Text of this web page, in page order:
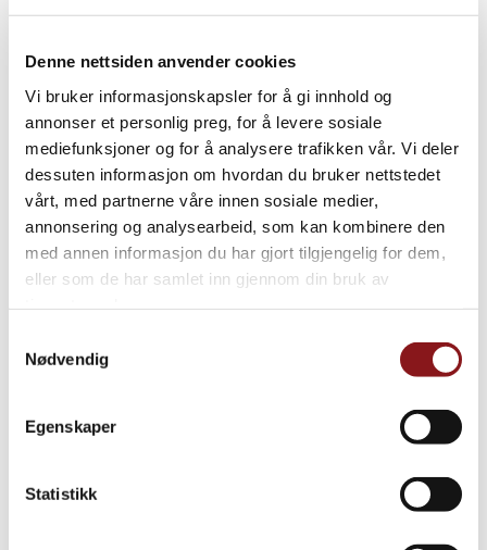
Denne nettsiden anvender cookies
Vi bruker informasjonskapsler for å gi innhold og
annonser et personlig preg, for å levere sosiale
mediefunksjoner og for å analysere trafikken vår. Vi deler
dessuten informasjon om hvordan du bruker nettstedet
vårt, med partnerne våre innen sosiale medier,
annonsering og analysearbeid, som kan kombinere den
med annen informasjon du har gjort tilgjengelig for dem,
eller som de har samlet inn gjennom din bruk av
Nødvendig
Egenskaper
Statistikk